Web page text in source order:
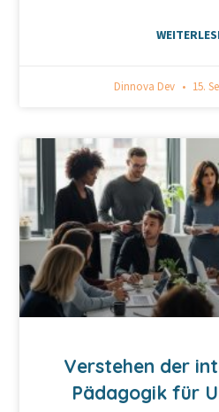
Dinnova Dev 15.
Verstehen der
Pädagogik für